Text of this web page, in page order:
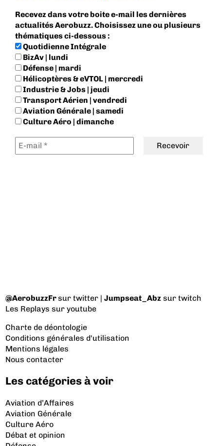
Recevez dans votre boite e-mail les dernières
actualités Aerobuzz. Choisissez une ou plusieurs
thématiques ci-dessous :
Quotidienne Intégrale
BizAv | lundi
Défense | mardi
Hélicoptères & eVTOL | mercredi
Industrie & Jobs | jeudi
Transport Aérien | vendredi
Aviation Générale | samedi
Culture Aéro | dimanche
@AerobuzzFrsur twitter |Jumpseat_Abz sur twitch
Les Replays sur youtube
Charte de déontologie
Conditions générales d'utilisation
Mentions légales
Nous contacter
Les catégories à voir
Aviation d’Affaires
Aviation Générale
Culture Aéro
Débat et opinion